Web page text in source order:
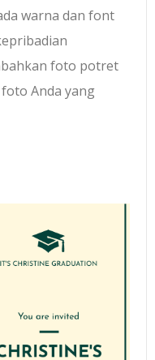
warna dan font
foto potret
Anda yang